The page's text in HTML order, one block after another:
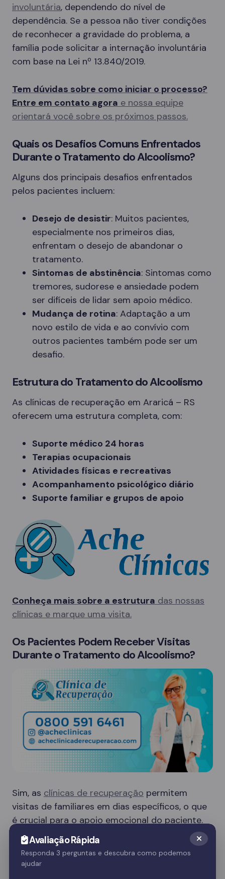
involuntária, dependendo do nível de
dependência. Se a pessoa não tiver condições
de reconhecer a gravidade do problema, a
família pode solicitar a internação involuntária
com base na Lei nº 13.840/2019.
Tem dúvidas sobre como iniciar o processo?
Entre em contato agora e nossa equipe
orientará você sobre os próximos passos.
Quais os Desafios Comuns Enfrentados
Durante o Tratamento do Alcoolismo?
Alguns dos principais desafios enfrentados
pelos pacientes incluem:
Desejo de desistir: Muitos pacientes,
especialmente nos primeiros dias,
enfrentam o desejo de abandonar o
tratamento.
Sintomas de abstinência: Sintomas como
tremores, sudorese e ansiedade podem
ser difíceis de lidar sem apoio médico.
Mudança de rotina: Adaptação a um
novo estilo de vida e ao convívio com
outros pacientes também pode ser um
desafio.
Estrutura do Tratamento do Alcoolismo
As clínicas de recuperação em Araricá – RS
oferecem uma estrutura completa, com:
Suporte médico 24 horas
Terapias ocupacionais
Atividades físicas e recreativas
Acompanhamento psicológico diário
Suporte familiar e grupos de apoio
Conheça mais sobre a estrutura das nossas
clínicas e marque uma visita.
Os Pacientes Podem Receber Visitas
Durante o Tratamento do Alcoolismo?
Sim, as clínicas de recuperação permitem
visitas de familiares em dias específicos, o que
é crucial para o apoio emocional do paciente.
Essas visitas ajudam no processo de
recuperação e fortalecem o vínculo familiar.
Avaliação Rápida
Responda 3 perguntas e descubra como podemos
ajudar